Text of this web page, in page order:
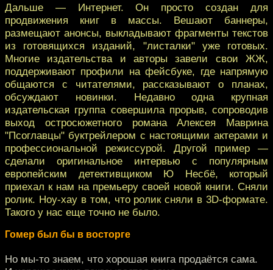
Дальше — Интернет. Он просто создан для
продвижения книг в массы. Вешают баннеры,
размещают анонсы, выкладывают фрагменты текстов
из готовящихся изданий, "листалки" уже готовых.
Многие издательства и авторы завели свои ЖЖ,
поддерживают профили на фейсбуке, где напрямую
общаются с читателями, рассказывают о планах,
обсуждают новинки. Недавно одна крупная
издательская группа совершила прорыв, сопроводив
выход остросюжетного романа Алексея Маврина
"Псоглавцы" буктрейлером с настоящими актерами и
профессиональной режиссурой. Другой пример —
сделали оригинальное интервью с популярным
европейским детективщиком Ю Несбё, который
приехал к нам на премьеру своей новой книги. Сняли
ролик. Ноу-хау в том, что ролик сняли в 3D-формате.
Такого у нас еще точно не было.
Гомер был бы в восторге
Но мы-то знаем, что хорошая книга продаётся сама.